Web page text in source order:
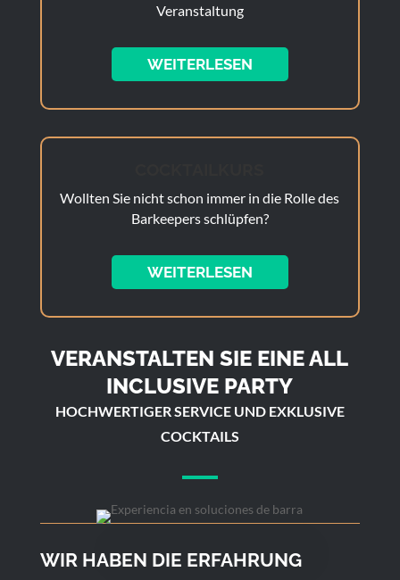
Veranstaltung
WEITERLESEN
Wollten Sie nicht schon immer in die Rolle des
Barkeepers schlüpfen?
WEITERLESEN
VERANSTALTEN SIE EINE ALL
INCLUSIVE PARTY
HOCHWERTIGER SERVICE UND EXKLUSIVE
COCKTAILS
WIR HABEN DIE ERFAHRUNG